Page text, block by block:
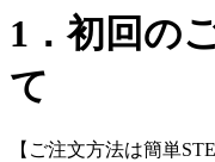
1．初回の
て
【ご注文方法は簡単